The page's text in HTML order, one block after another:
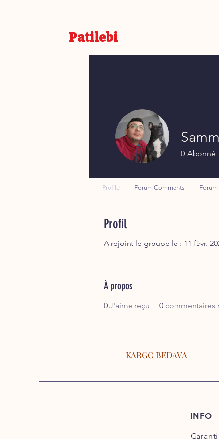
Patilebi
Profil
A rejoint le groupe le : 11 févr.
À propos
0 J'aime reçu 0 commentaires
0 Abonné
Profile Forum Comments Forum
KARGO BEDAVA
INFO